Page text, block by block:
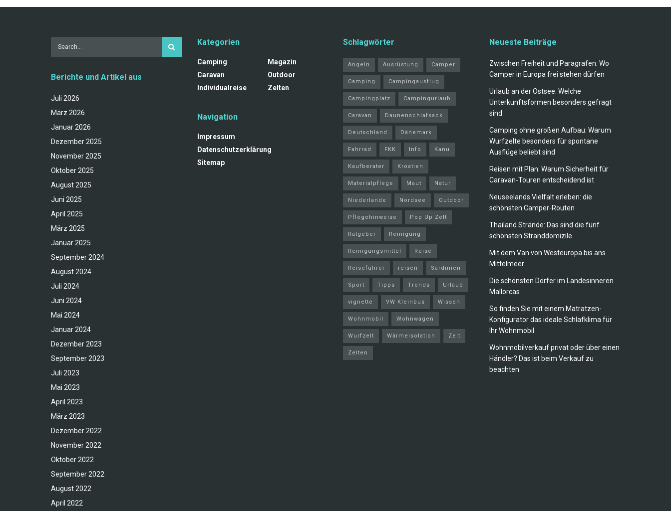
Berichte und Artikel aus
Juli 2026
März 2026
Januar 2026
Dezember 2025
November 2025
Oktober 2025
August 2025
Juni 2025
April 2025
März 2025
Januar 2025
September 2024
August 2024
Juli 2024
Juni 2024
Mai 2024
Januar 2024
Dezember 2023
September 2023
Juli 2023
Mai 2023
April 2023
März 2023
Dezember 2022
November 2022
Oktober 2022
September 2022
August 2022
April 2022
Kategorien
Camping
Caravan
Individualreise
Magazin
Outdoor
Zelten
Navigation
Impressum
Datenschutzerklärung
Sitemap
Schlagwörter
Angeln Ausrüstung Camper
Camping Campingausflug
Campingplatz Campingurlaub
Caravan Daunenschlafsack
Deutschland Dänemark
Fahrrad FKK Info Kanu
Kaufberater Kroatien
Materialpflege Maut Natur
Niederlande Nordsee Outdoor
Pflegehinweise Pop Up Zelt
Ratgeber Reinigung
Reinigungsmittel Reise
Reiseführer reisen Sardinien
Sport Tipps Trends Urlaub
vignette VW Kleinbus Wissen
Wohnmobil Wohnwagen
Wurfzelt Wärmeisolation Zelt
Zelten
Neueste Beiträge
Zwischen Freiheit und Paragrafen: Wo
Camper in Europa frei stehen dürfen
Urlaub an der Ostsee: Welche
Unterkunftsformen besonders gefragt
sind
Camping ohne großen Aufbau: Warum
Wurfzelte besonders für spontane
Ausflüge beliebt sind
Reisen mit Plan: Warum Sicherheit für
Caravan-Touren entscheidend ist
Neuseelands Vielfalt erleben: die
schönsten Camper-Routen
Thailand Strände: Das sind die fünf
schönsten Stranddomizile
Mit dem Van von Westeuropa bis ans
Mittelmeer
Die schönsten Dörfer im Landesinneren
Mallorcas
So finden Sie mit einem Matratzen-
Konfigurator das ideale Schlafklima für
Ihr Wohnmobil
Wohnmobilverkauf privat oder über einen
Händler? Das ist beim Verkauf zu
beachten